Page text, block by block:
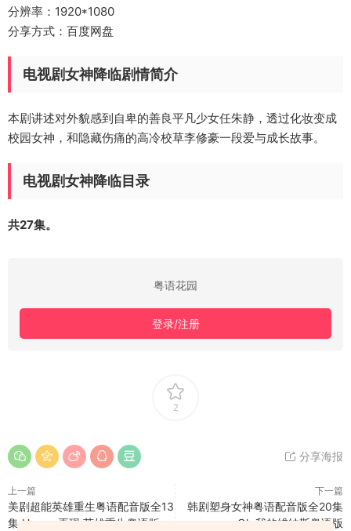
分辨率：1920*1080
分享方式：百度网盘
电视剧女神降临剧情简介
本剧讲述对外貌感到自卑的善良平凡少女任朱静，透过化妆变成
校园女神，和隐藏伤痛的高冷校草李修豪一段爱与成长故事。
电视剧女神降临目录
共27集。
粤语花园
登录/注册
2
分享海报
上一篇
美剧超能英雄重生粤语配音版全13
集 Heroes再现 英雄重生粤语版
下一篇
韩剧塑身女神粤语配音版全20集
Oh 我的维纳斯粤语版